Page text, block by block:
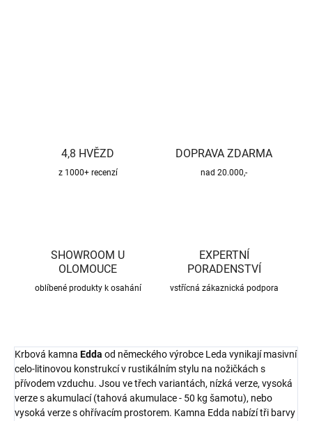
4,8 HVĚZD
z 1000+ recenzí
DOPRAVA ZDARMA
nad 20.000,-
SHOWROOM U
OLOMOUCE
oblíbené produkty k osahání
EXPERTNÍ
PORADENSTVÍ
vstřícná zákaznická podpora
Krbová kamna Edda od německého výrobce Leda vynikají masivní
celo-litinovou konstrukcí v rustikálním stylu na nožičkách s
přívodem vzduchu. Jsou ve třech variantách, nízká verze, vysoká
verze s akumulací (tahová akumulace - 50 kg šamotu), nebo
vysoká verze s ohřívacím prostorem. Kamna Edda nabízí tři barvy